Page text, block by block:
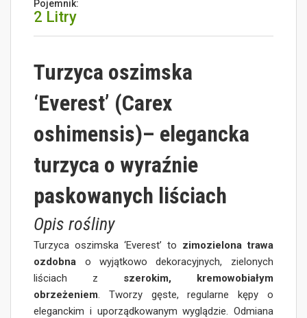
Pojemnik:
2 Litry
Turzyca oszimska
‘Everest’ (Carex
oshimensis)– elegancka
turzyca o wyraźnie
paskowanych liściach
Opis rośliny
Turzyca oszimska ‘Everest’ to zimozielona trawa
ozdobna o wyjątkowo dekoracyjnych, zielonych
liściach z szerokim, kremowobiałym
obrzeżeniem . Tworzy gęste, regularne kępy o
eleganckim i uporządkowanym wyglądzie. Odmiana